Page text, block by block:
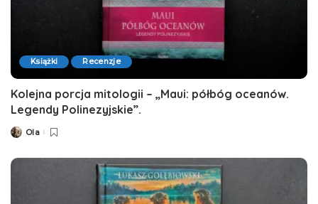
Książki Recenzje
Kolejna porcja mitologii – „Maui: półbóg oceanów.
Legendy Polinezyjskie”.
Posted
Ola